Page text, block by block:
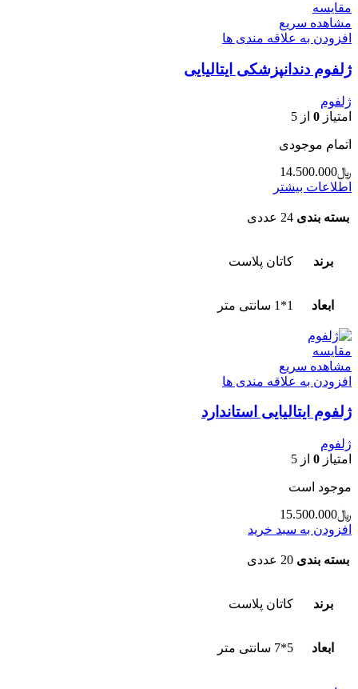
مقایسه
مشاهده سریع
افزودن به علاقه مندی ها
ژلفوم دندانپزشکی ایتالیایی
ژلفوم
امتیاز 0 از 5
اتمام موجودی
﷼14.500.000
اطلاعات بیشتر
بسته بندی 24 عددی
برند کاتان پلاست
ابعاد 1*1 سانتی متر
مقایسه
مشاهده سریع
افزودن به علاقه مندی ها
ژلفوم ایتالیایی استاندارد
ژلفوم
امتیاز 0 از 5
موجود است
﷼15.500.000
افزودن به سبد خرید
بسته بندی 20 عددی
برند کاتان پلاست
ابعاد 5*7 سانتی متر